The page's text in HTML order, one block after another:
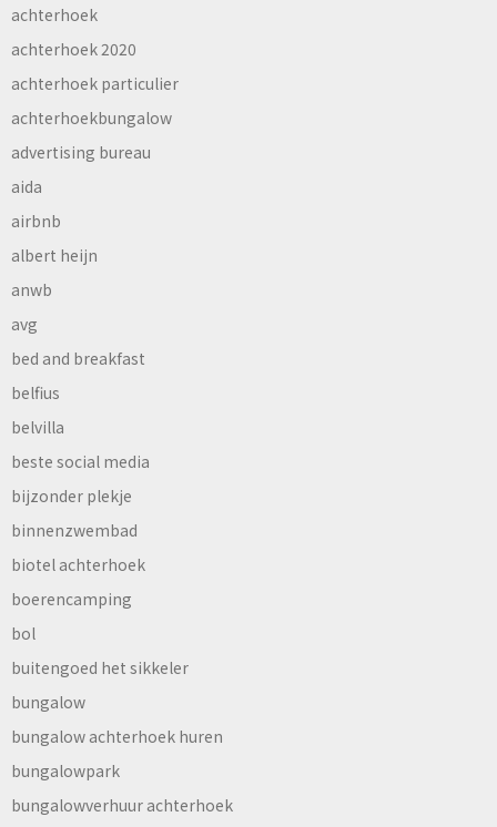
achterhoek
achterhoek 2020
achterhoek particulier
achterhoekbungalow
advertising bureau
aida
airbnb
albert heijn
anwb
avg
bed and breakfast
belfius
belvilla
beste social media
bijzonder plekje
binnenzwembad
biotel achterhoek
boerencamping
bol
buitengoed het sikkeler
bungalow
bungalow achterhoek huren
bungalowpark
bungalowverhuur achterhoek